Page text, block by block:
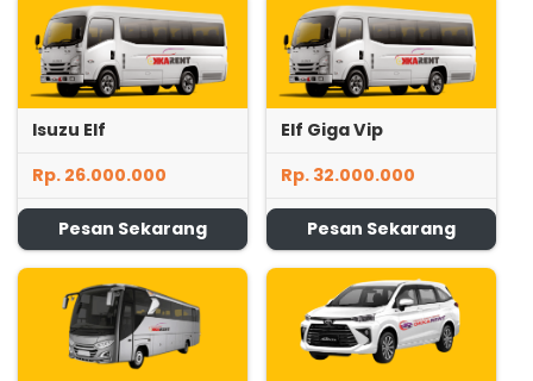
Isuzu Elf
Rp. 26.000.000
Pesan Sekarang
Elf Giga Vip
Rp. 32.000.000
Pesan Sekarang